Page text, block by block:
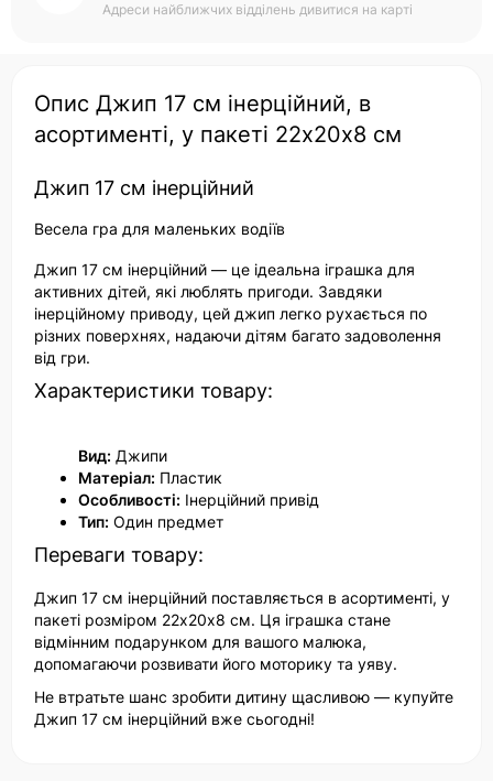
Адреси найближчих відділень дивитися на карті
Опис Джип 17 см інерційний, в
асортименті, у пакеті 22х20х8 см
Джип 17 см інерційний
Весела гра для маленьких водіїв
Джип 17 см інерційний — це ідеальна іграшка для
активних дітей, які люблять пригоди. Завдяки
інерційному приводу, цей джип легко рухається по
різних поверхнях, надаючи дітям багато задоволення
від гри.
Характеристики товару:
Вид: Джипи
Матеріал: Пластик
Особливості: Інерційний привід
Тип: Один предмет
Переваги товару:
Джип 17 см інерційний поставляється в асортименті, у
пакеті розміром 22х20х8 см. Ця іграшка стане
відмінним подарунком для вашого малюка,
допомагаючи розвивати його моторику та уяву.
Не втратьте шанс зробити дитину щасливою — купуйте
Джип 17 см інерційний вже сьогодні!